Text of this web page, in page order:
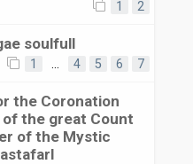
1 2
soulfull
1 4 5 6 7
the Coronation
the great Count
of the Mystic